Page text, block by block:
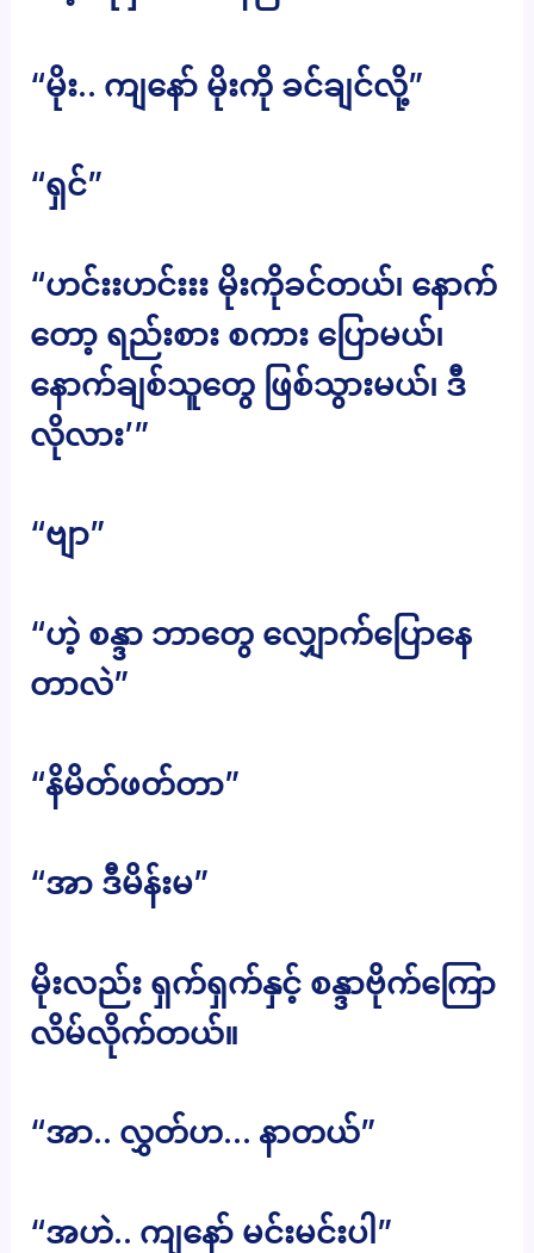
“မိုး.. ကျနော် မိုးကို ခင်ချင်လို့”
“ရှင်”
“ဟင်းးဟင်းးး မိုးကိုခင်တယ်၊ နောက်
တော့ ရည်းစား စကား ပြောမယ်၊
နောက်ချစ်သူတွေ ဖြစ်သွားမယ်၊ ဒီ
လိုလား’”
“ဗျာ”
“ဟဲ့ စန္ဒာ ဘာတွေ လျှောက်ပြောနေ
တာလဲ”
“နိမိတ်ဖတ်တာ”
“အာ ဒီမိန်းမ”
မိုးလည်း ရှက်ရှက်နှင့် စန္ဒာဗိုက်ကြော
လိမ်လိုက်တယ်။
“အာ.. လွှတ်ဟ… နာတယ်”
“အဟဲ.. ကျနော် မင်းမင်းပါ”